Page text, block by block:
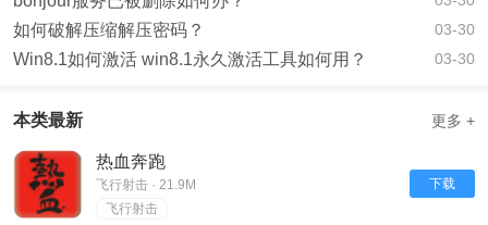
如何破解压缩解压密码？ 03-30
Win8.1如何激活 win8.1永久激活工具如何用？ 03-30
本类最新 更多 +
热血奔跑
飞行射击 · 21.9M
飞行射击
下载